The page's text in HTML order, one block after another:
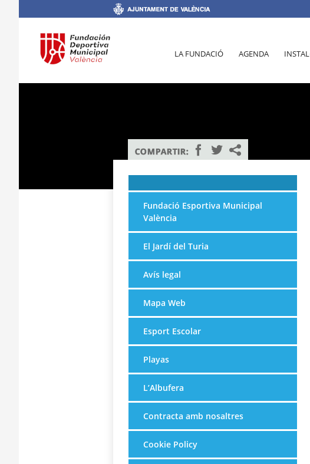
LA FUNDACIÓ AGENDA
Fundació Esportiva Municipal
València
El Jardí del Turia
Avís legal
Mapa Web
Esport Escolar
Playas
L’Albufera
Contracta amb nosaltres
Cookie Policy